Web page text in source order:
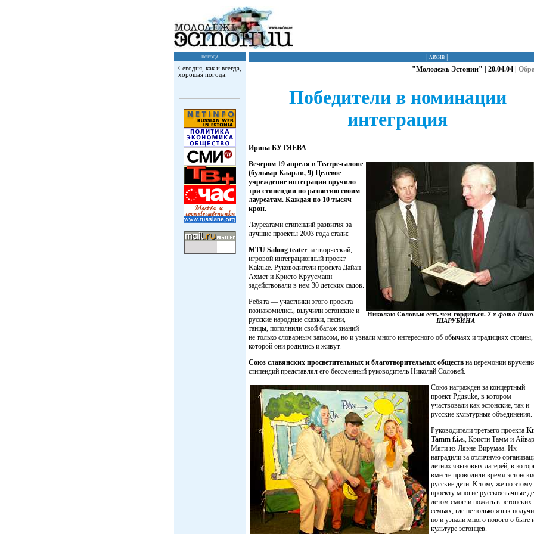
погода
Сегодня, как и всегда,
хорошая погода.
архив
"Молодежь Эстонии" | 20.04.04 |
Победители в номинации
интеграция
Ирина БУТЯЕВА
Николаю Соловью есть чем гордиться. 2 х фото
ШАРУБИНА
Вечером 19 апреля в Театре-салоне
(бульвар Каарли, 9) Целевое
учреждение интеграции вручило
три стипендии по развитию своим
лауреатам. Каждая по 10 тысяч
крон.
Лауреатами стипендий развития за
лучшие проекты 2003 года стали:
MTÜ Salong teater за творческий,
игровой интеграционный проект
Kakuke. Руководители проекта Дайан
Ахмет и Кристо Круусманн
задействовали в нем 30 детских садов.
Ребята — участники этого проекта
познакомились, выучили эстонские и
русские народные сказки, песни,
танцы, пополнили свой багаж знаний
не только словарным запасом, но и узнали много интересного об обычаях и традициях
которой они родились и живут.
Союз славянских просветительных и благотворительных обществ на церемонии
стипендий представлял его бессменный руководитель Николай Соловей.
Союз награжден за концертный
проект Pддsuke, в котором
участвовали как эстонские, так и
русские культурные объединения.
Руководители третьего проекта
Tamm f.i.e., Кристи Тамм и Айвар
Мяги из Ляэне-Вирумаа. Их
наградили за отличную
летних языковых лагерей, в
вместе проводили время
русские дети. К тому же по этому
проекту многие русскоязычные
летом смогли пожить в эстонских
семьях, где не только язык
но и узнали много нового о быте
культуре эстонцев.